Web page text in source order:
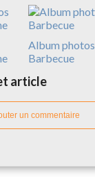
Album photos
Barbecue
article
un commentaire